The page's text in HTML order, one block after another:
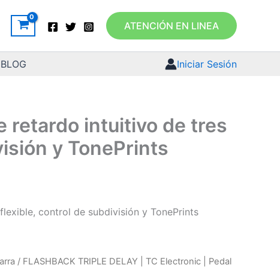
ATENCIÓN EN LINEA
BLOG Iniciar Sesión
retardo intuitivo de tres
y TonePrints
control de subdivisión y TonePrints
/ FLASHBACK TRIPLE DELAY | TC Electronic | Pedal